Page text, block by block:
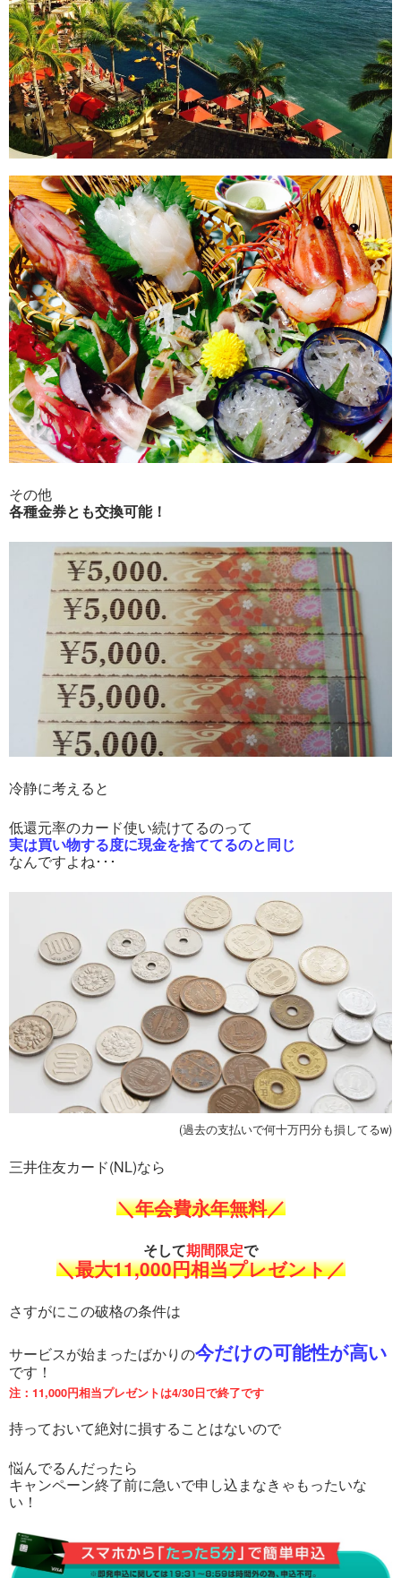
その他
各種金券とも交換可能！
冷静に考えると
低還元率のカード使い続けてるのって
実は買い物する度に現金を捨ててるのと同じ
なんですよね･･･
(過去の支払いで何十万円分も損してるw)
三井住友カード(NL)なら
＼年会費永年無料／
そして期間限定で
＼最大11,000円相当プレゼント／
さすがにこの破格の条件は
サービスが始まったばかりの今だけの可能性が高い
です！
注：11,000円相当プレゼントは4/30日で終了です
持っておいて絶対に損することはないので
悩んでるんだったら
キャンペーン終了前に急いで申し込まなきゃもったいな
い！